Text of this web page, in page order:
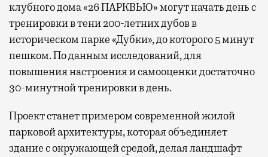
клубного дома «26 ПАРКВЬЮ» могут начать день с
тренировки в тени 200-летних дубов в
историческом парке «Дубки», до которого 5 минут
пешком. По данным исследований, для
повышения настроения и самооценки достаточно
30-минутной тренировки в день.
Проект станет примером современной жилой
парковой архитектуры, которая объединяет
здание с окружающей средой, делая ландшафт